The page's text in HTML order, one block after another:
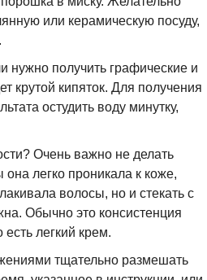
или керамическую посуду,
нужно получить графические и
крутой кипяток. Для получения
остудить воду минутку,
Очень важно не делать
она легко проникала к коже,
волосы, но и стекать с
Обычно это консистенция
легкий крем.
тщательно размешать